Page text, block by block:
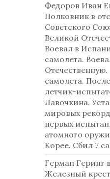
Федоров Иван
Полковник в
Советского
Великой
Воевал в
самолета.
Отечественную.
самолета.
летчик-
Лавочкина.
мировых
первых
атомного
Корее. Сбил 7
Герман Геринг
Железный